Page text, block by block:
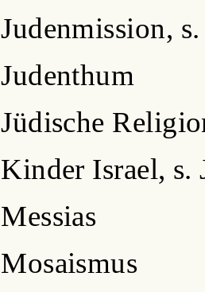
Judenmission,
Judenthum
Jüdische
Kinder Israel, s.
Messias
Mosaismus